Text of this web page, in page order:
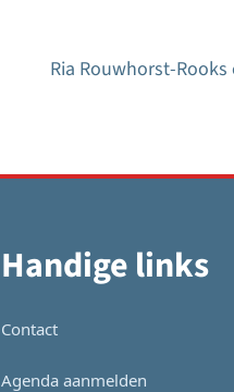
Ria Rouwhorst-
Handige links
Contact
Agenda aanmelden